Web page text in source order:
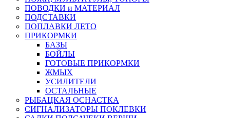
ПОВОДКИ и МАТЕРИАЛ
ПОДСТАВКИ
ПОПЛАВКИ ЛЕТО
ПРИКОРМКИ
БАЗЫ
БОЙЛЫ
ГОТОВЫЕ ПРИКОРМКИ
ЖМЫХ
УСИЛИТЕЛИ
ОСТАЛЬНЫЕ
РЫБАЦКАЯ ОСНАСТКА
СИГНАЛИЗАТОРЫ ПОКЛЕВКИ